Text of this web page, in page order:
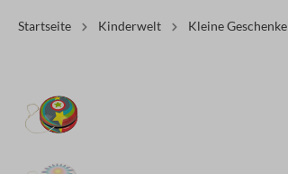
Startseite Kinderwelt Kleine Geschenke